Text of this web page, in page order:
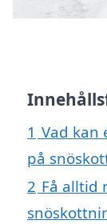
1 Vad kan
på
2 Få alltid